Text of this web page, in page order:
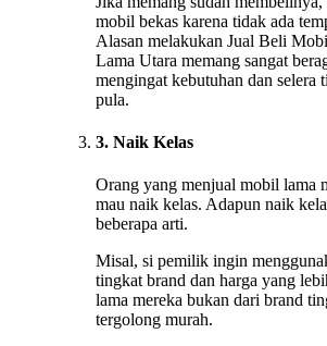
mobil bekas karena tidak ada
Alasan melakukan Jual Beli
Lama Utara memang sangat
mengingat kebutuhan dan selera
pula.
3. Naik Kelas
Orang yang menjual mobil lama
mau naik kelas. Adapun naik
beberapa arti.
Misal, si pemilik ingin
tingkat brand dan harga yang
lama mereka bukan dari brand
tergolong murah.